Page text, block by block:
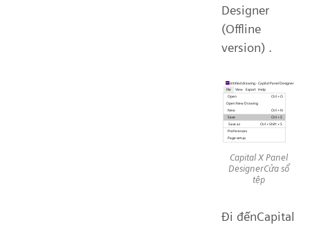
Designer
(Offline
version) .
Capital X Panel
DesignerCửa sổ
tệp
Đi đếnCapital